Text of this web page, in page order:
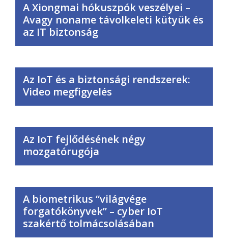
A Xiongmai hókuszpók veszélyei –
Avagy noname távolkeleti kütyük és
az IT biztonság
Az IoT és a biztonsági rendszerek:
Video megfigyelés
Az IoT fejlődésének négy
mozgatórugója
A biometrikus “világvége
forgatókönyvek” – cyber IoT
szakértő tolmácsolásában